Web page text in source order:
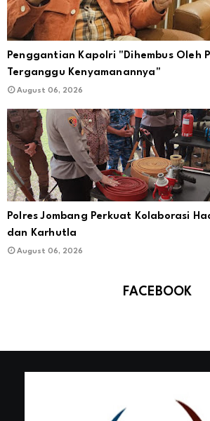
Penggantian Kapolri "Dihembus Oleh
Terganggu Kenyamanannya"
August 06, 2026
Polres Jombang Perkuat Kolaborasi
dan Karhutla
August 06, 2026
FACEBOOK